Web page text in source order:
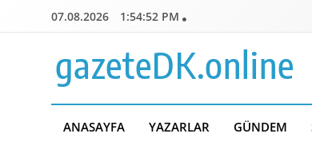
07.08.2026 1:54:53 PM
gazeteDK.online
ANASAYFA YAZARLAR GÜNDEM